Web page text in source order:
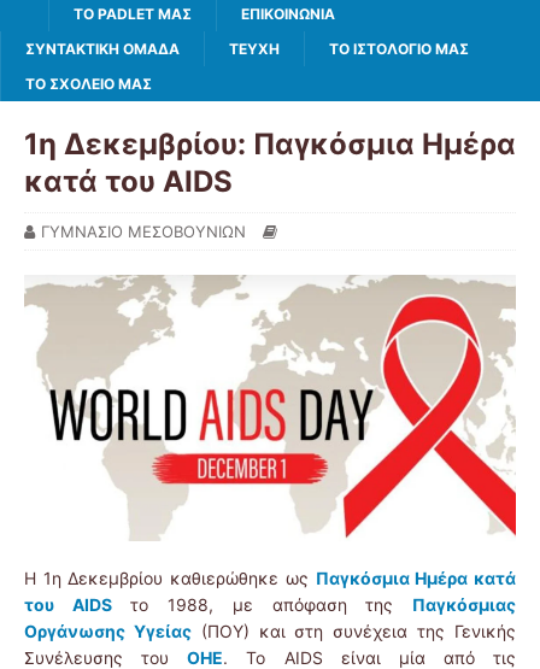
TO PADLET ΜΑΣ
ΕΠΙΚΟΙΝΩΝΙΑ
ΣΥΝΤΑΚΤΙΚΗ ΟΜΑΔΑ
ΤΕΥΧΗ
ΤΟ ΙΣΤΟΛΌΓΙΌ ΜΑΣ
ΤΟ ΣΧΟΛΕΙΟ ΜΑΣ
1η Δεκεμβρίου: Παγκόσμια Ημέρα
κατά του AIDS
ΓΥΜΝΑΣΙΟ ΜΕΣΟΒΟΥΝΙΩΝ
Η 1η Δεκεμβρίου καθιερώθηκε ως Παγκόσμια Ημέρα κατά
του AIDSτο 1988, με απόφαση της Παγκόσμιας
Οργάνωσης Υγείας(ΠΟΥ) και στη συνέχεια της Γενικής
Συνέλευσης τουΟΗΕ. Το AIDS είναι μία από τις